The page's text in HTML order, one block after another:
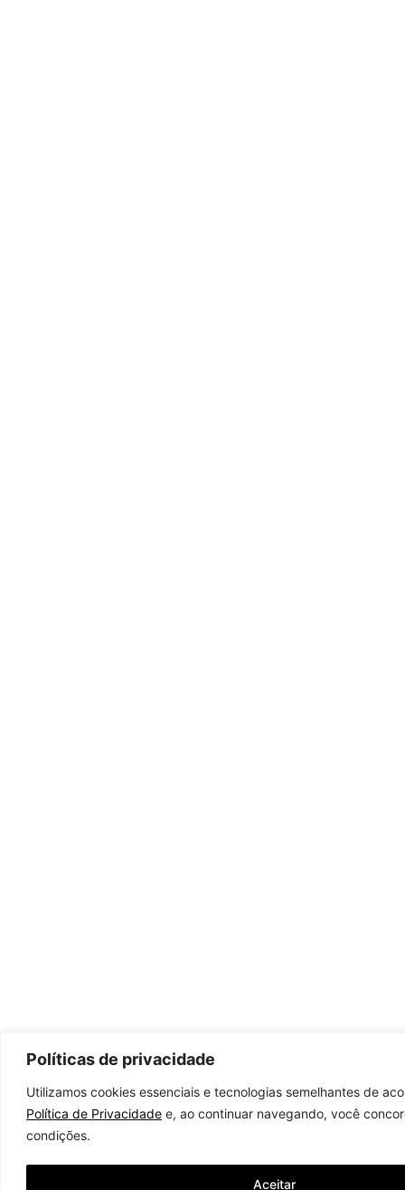
Políticas de privacidade
Utilizamos cookies essenciais e tecnologias semelhantes de
Política de Privacidade e, ao continuar navegando, você
condições.
Aceitar